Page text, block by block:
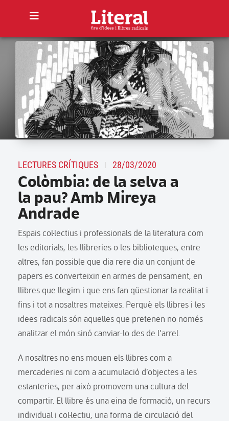
LECTURES CRÍTIQUES 28/03/2020
Colòmbia: de la selva a
la pau? Amb Mireya
Andrade
Espais col·lectius i professionals de la literatura com
les editorials, les llibreries o les biblioteques, entre
altres, fan possible que dia rere dia un conjunt de
papers es converteixin en armes de pensament, en
llibres que llegim i que ens fan qüestionar la realitat i
fins i tot a nosaltres mateixes. Perquè els llibres i les
idees radicals són aquelles que pretenen no només
analitzar el món sinó canviar-lo des de l’arrel.
A nosaltres no ens mouen els llibres com a
mercaderies ni com a acumulació d’objectes a les
estanteries, per això promovem una cultura del
compartir. El llibre és una eina de formació, un recurs
individual i col·lectiu, una forma de circulació del